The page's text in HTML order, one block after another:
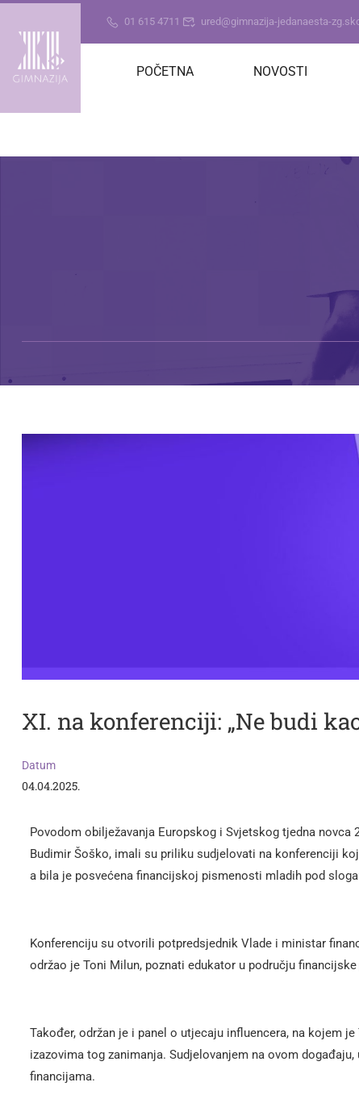
01 615 4711 ured@gimnazija-jedanaesta-
POČETNA NOVOSTI
XI. na konferenciji: „Ne budi
Datum
04.04.2025.
Povodom obilježavanja Europskog i Svjetskog tjedna
Budimir Šoško, imali su priliku sudjelovati na konferenciji
a bila je posvećena financijskoj pismenosti mladih pod
Konferenciju su otvorili potpredsjednik Vlade i ministar
održao je Toni Milun, poznati edukator u području
Također, održan je i panel o utjecaju influencera, na kojem
izazovima tog zanimanja. Sudjelovanjem na ovom
financijama.